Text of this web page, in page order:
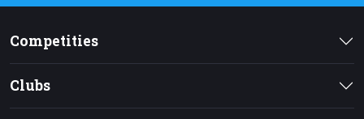
Competities
Clubs